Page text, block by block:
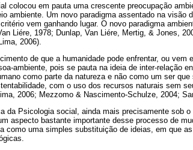
colocou em pauta uma crescente preocupação
ambiente. Um novo paradigma assentado na visão
vem ganhando lugar. O novo paradigma
Liére, 1978; Dunlap, Van Liére, Mertig, & Jones,
2006).
de que a humanidade pode enfrentar, ou vem
ambiente, pois se pauta na ideia de inter-relação
como parte da natureza e não como um ser
com o uso dos recursos naturais sem
2006; Mezzomo & Nascimento-Schulze, 2004;
da Psicologia social, ainda mais precisamente sob o
aspecto bastante importante desse processo de
como uma simples substituição de ideias, em que